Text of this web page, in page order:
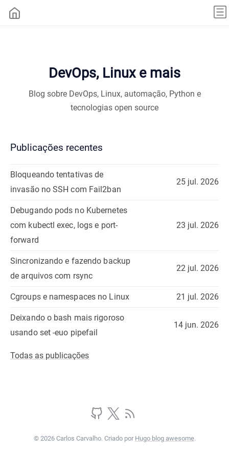
DevOps, Linux e mais
Blog sobre DevOps, Linux, automação, Python e
tecnologias open source
Publicações recentes
Bloqueando tentativas de
invasão no SSH com Fail2ban
25 jul. 2026
Debugando pods no Kubernetes
com kubectl exec, logs e port-
forward
23 jul. 2026
Sincronizando e fazendo backup
de arquivos com rsync
22 jul. 2026
Cgroups e namespaces no Linux 21 jul. 2026
Deixando o bash mais rigoroso
usando set -euo pipefail
14 jun. 2026
Todas as publicações
© 2026 Carlos Carvalho. Criado por Hugo blog awesome.